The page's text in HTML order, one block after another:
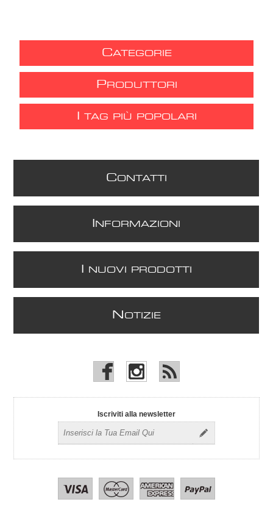
CATEGORIE
PRODUTTORI
TAG PIÙ POPOLARI
CONTATTI
NFORMAZIONI
NUOVI PRODOTTI
N OTIZIE
Iscriviti alla newsletter